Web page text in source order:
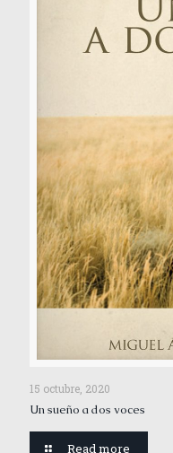
15 octubre, 2020
Un sueño a dos voces
Read more